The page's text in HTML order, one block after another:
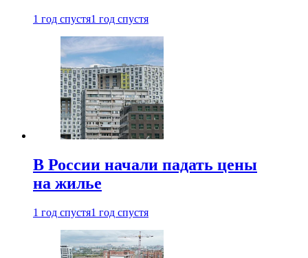
1 год спустя1 год спустя
В России начали падать цены
на жилье
1 год спустя1 год спустя